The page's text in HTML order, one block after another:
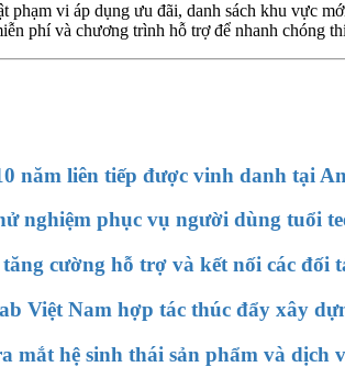
phạm vi áp dụng ưu đãi, danh sách khu vực
phí và chương trình hỗ trợ để nhanh chóng
năm liên tiếp được vinh danh tại
nghiệm phục vụ người dùng tuổi
cường hỗ trợ và kết nối các đối
Việt Nam hợp tác thúc đẩy xây
mắt hệ sinh thái sản phẩm và dịch